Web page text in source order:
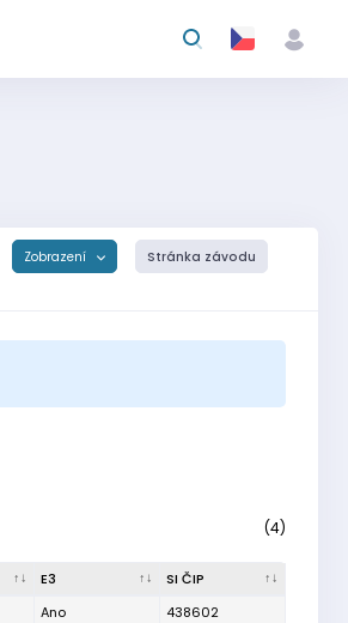
Zobrazení Stránka závodu
(4)
E3
SI ČIP
Ano
438602